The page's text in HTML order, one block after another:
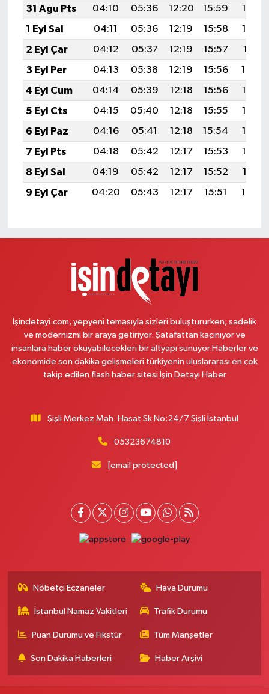
31 Ağu Pts
04:10 05:36 12:20 15:59
18:54
1 Eyl Sal
04:11 05:36 12:19 15:58
18:52
2 Eyl Çar
04:12 05:37 12:19 15:57
18:51
3 Eyl Per
04:13 05:38 12:19 15:56
18:49
4 Eyl Cum
04:14 05:39 12:18 15:56
18:48
5 Eyl Cts
04:15 05:40 12:18 15:55
18:46
6 Eyl Paz
04:16 05:41 12:18 15:54
18:45
7 Eyl Pts
04:18 05:42 12:17 15:53
18:43
8 Eyl Sal
04:19 05:42 12:17 15:52
18:41
9 Eyl Çar
04:20 05:43 12:17 15:51 18:40
İşindetayi.com, yepyeni temasıyla sizleri buluştururken, sadelik
ve modernizmi bir araya getiriyor. Şatafattan kaçınıyor ve
insanlara haber okuyabilecekleri bir altyapı sunuyor.Haberler ve
ekonomide son dakika gelişmeleri türkiyenin uluslararası en çok
takip edilen flash haber sitesi İşin Detayı Haber
Şişli Merkez Mah. Hasat Sk No:24/7 Şişli İstanbul
05323674810
[email protected]
Nöbetçi Eczaneler Hava Durumu
İstanbul Namaz Vakitleri Trafik Durumu
Puan Durumu ve Fikstür Tüm Manşetler
Son Dakika Haberleri Haber Arşivi